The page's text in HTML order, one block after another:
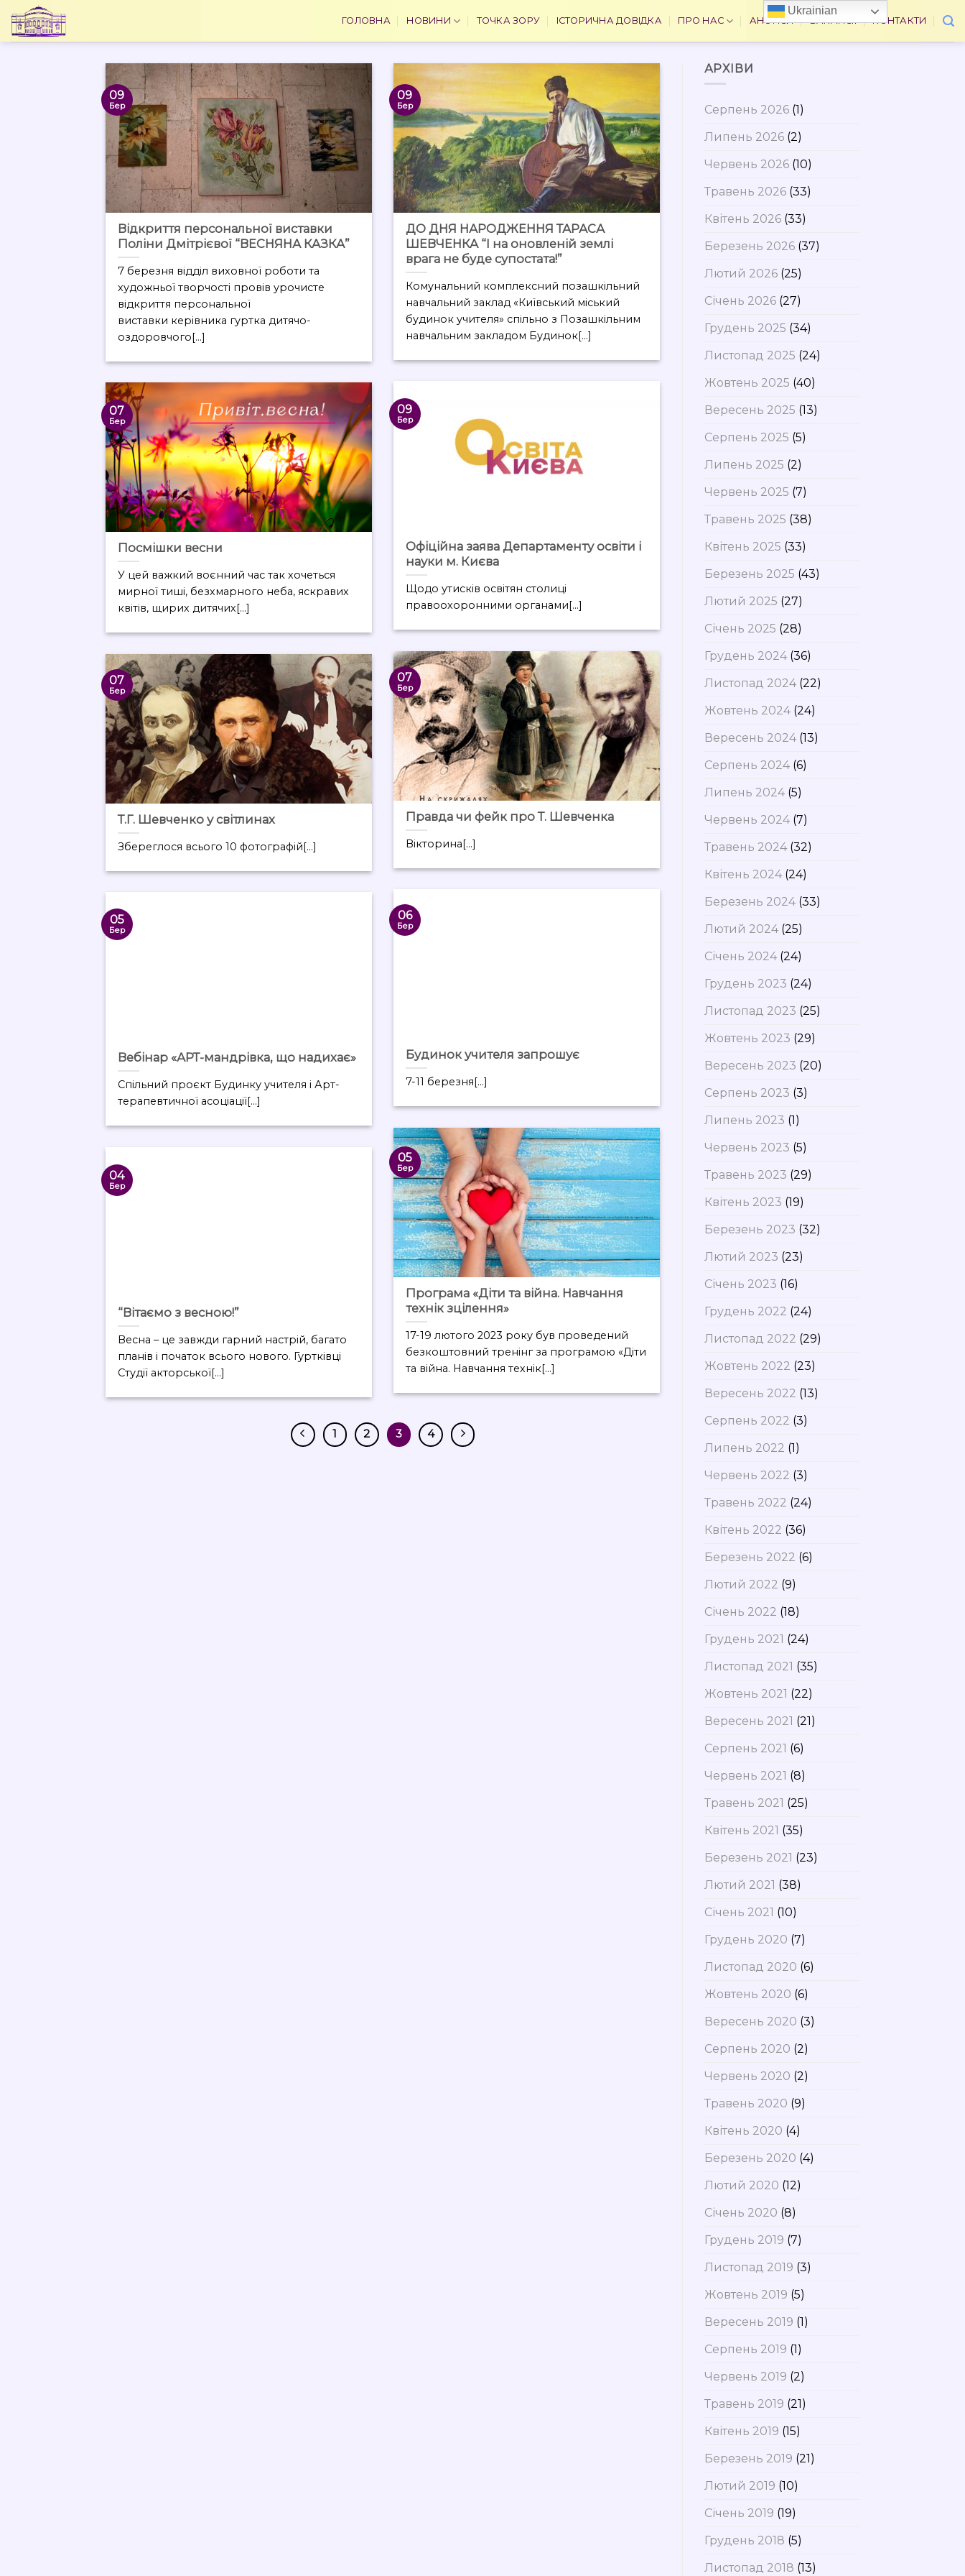
content
ГОЛОВНА НОВИНИ ТОЧКА ЗОРУ ІСТОРИЧНА ДОВІДКА ПРО НАС АНОНСИ ВАКАНСІЇ КОНТАКТИ
Відкриття персональної виставки
Поліни Дмітрієвої “ВЕСНЯНА КАЗКА”
7 березня відділ виховної роботи та
художньої творчості провів урочисте
відкриття персональної
виставки керівника гуртка дитячо-
оздоровчого[...]
09
Бер
ДО ДНЯ НАРОДЖЕННЯ ТАРАСА
ШЕВЧЕНКА “І на оновленій землі
врага не буде супостата!”
Комунальний комплексний позашкільний
навчальний заклад «Київський міський
будинок учителя» спільно з Позашкільним
навчальним закладом Будинок[...]
09
Бер
Офіційна заява Департаменту освіти і
науки м. Києва
Щодо утисків освітян столиці
правоохоронними органами[...]
09
Бер
Посмішки весни
У цей важкий воєнний час так хочеться
мирної тиші, безхмарного неба, яскравих
квітів, щирих дитячих[...]
07
Бер
Правда чи фейк про Т. Шевченка
Вікторина[...]
07
Бер
Т.Г. Шевченко у світлинах
Збереглося всього 10 фотографій[...]
07
Бер
Будинок учителя запрошує
7-11 березня[...]
06
Бер
Вебінар «АРТ-мандрівка, що надихає»
Спільний проєкт Будинку учителя і Арт-
терапевтичної асоціації[...]
05
Бер
Програма «Діти та війна. Навчання
технік зцілення»
17-19 лютого 2023 року був проведений
безкоштовний тренінг за програмою «Діти
та війна. Навчання технік[...]
05
Бер
“Вітаємо з весною!”
Весна – це завжди гарний настрій, багато
планів і початок всього нового. Гуртківці
Студії акторської[...]
04
Бер
1 2 3 4
АРХІВИ
Серпень 2026(1)
Липень 2026(2)
Червень 2026(10)
Травень 2026(33)
Квітень 2026(33)
Березень 2026(37)
Лютий 2026(25)
Січень 2026(27)
Грудень 2025 (34)
Листопад 2025 (24)
Жовтень 2025 (40)
Вересень 2025 (13)
Серпень 2025 (5)
Липень 2025 (2)
Червень 2025 (7)
Травень 2025 (38)
Квітень 2025 (33)
Березень 2025 (43)
Лютий 2025 (27)
Січень 2025 (28)
Грудень 2024(36)
Листопад 2024(22)
Жовтень 2024(24)
Вересень 2024(13)
Серпень 2024(6)
Липень 2024(5)
Червень 2024(7)
Травень 2024(32)
Квітень 2024(24)
Березень 2024(33)
Лютий 2024(25)
Січень 2024(24)
Грудень 2023 (24)
Листопад 2023 (25)
Жовтень 2023 (29)
Вересень 2023 (20)
Серпень 2023 (3)
Липень 2023 (1)
Червень 2023 (5)
Травень 2023 (29)
Квітень 2023 (19)
Березень 2023 (32)
Лютий 2023 (23)
Січень 2023 (16)
Грудень 2022 (24)
Листопад 2022 (29)
Жовтень 2022 (23)
Вересень 2022 (13)
Серпень 2022 (3)
Липень 2022 (1)
Червень 2022 (3)
Травень 2022 (24)
Квітень 2022 (36)
Березень 2022 (6)
Лютий 2022 (9)
Січень 2022 (18)
Грудень 2021 (24)
Листопад 2021 (35)
Жовтень 2021 (22)
Вересень 2021 (21)
Серпень 2021 (6)
Червень 2021 (8)
Травень 2021 (25)
Квітень 2021 (35)
Березень 2021 (23)
Лютий 2021 (38)
Січень 2021 (10)
Грудень 2020 (7)
Листопад 2020 (6)
Жовтень 2020 (6)
Вересень 2020 (3)
Серпень 2020 (2)
Червень 2020 (2)
Травень 2020 (9)
Квітень 2020 (4)
Березень 2020 (4)
Лютий 2020 (12)
Січень 2020 (8)
Грудень 2019 (7)
Листопад 2019 (3)
Жовтень 2019 (5)
Вересень 2019 (1)
Серпень 2019 (1)
Червень 2019 (2)
Травень 2019 (21)
Квітень 2019 (15)
Березень 2019 (21)
Лютий 2019 (10)
Січень 2019 (19)
Грудень 2018 (5)
Листопад 2018 (13)
Ukrainian